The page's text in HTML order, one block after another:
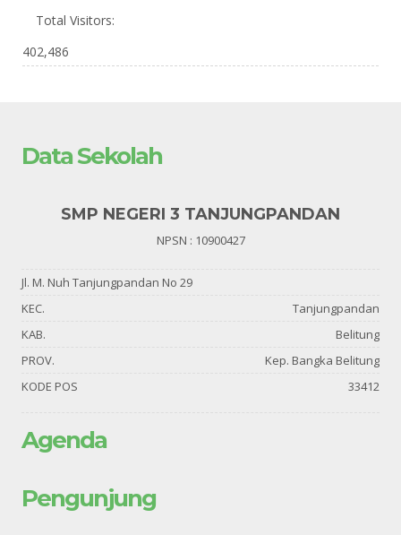
Total Visitors:
402,486
Data Sekolah
SMP NEGERI 3 TANJUNGPANDAN
NPSN : 10900427
Jl. M. Nuh Tanjungpandan No 29
KEC.
Tanjungpandan
KAB.
Belitung
PROV.
Kep. Bangka Belitung
KODE POS
33412
Agenda
Pengunjung